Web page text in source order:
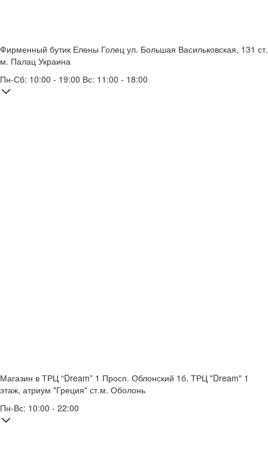
Фирменный бутик Елены Голец ул. Большая Васильковская, 131 ст.
м. Палац Украина
Пн-Сб: 10:00 - 19:00 Вс: 11:00 - 18:00
Магазин в ТРЦ “Dream” 1 Просп. Облонский 1б, ТРЦ "Dream" 1
этаж, атриум "Греция" ст.м. Оболонь
Пн-Вс: 10:00 - 22:00